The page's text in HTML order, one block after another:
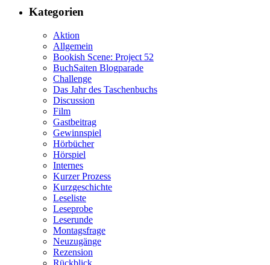
Kategorien
Aktion
Allgemein
Bookish Scene: Project 52
BuchSaiten Blogparade
Challenge
Das Jahr des Taschenbuchs
Discussion
Film
Gastbeitrag
Gewinnspiel
Hörbücher
Hörspiel
Internes
Kurzer Prozess
Kurzgeschichte
Leseliste
Leseprobe
Leserunde
Montagsfrage
Neuzugänge
Rezension
Rückblick